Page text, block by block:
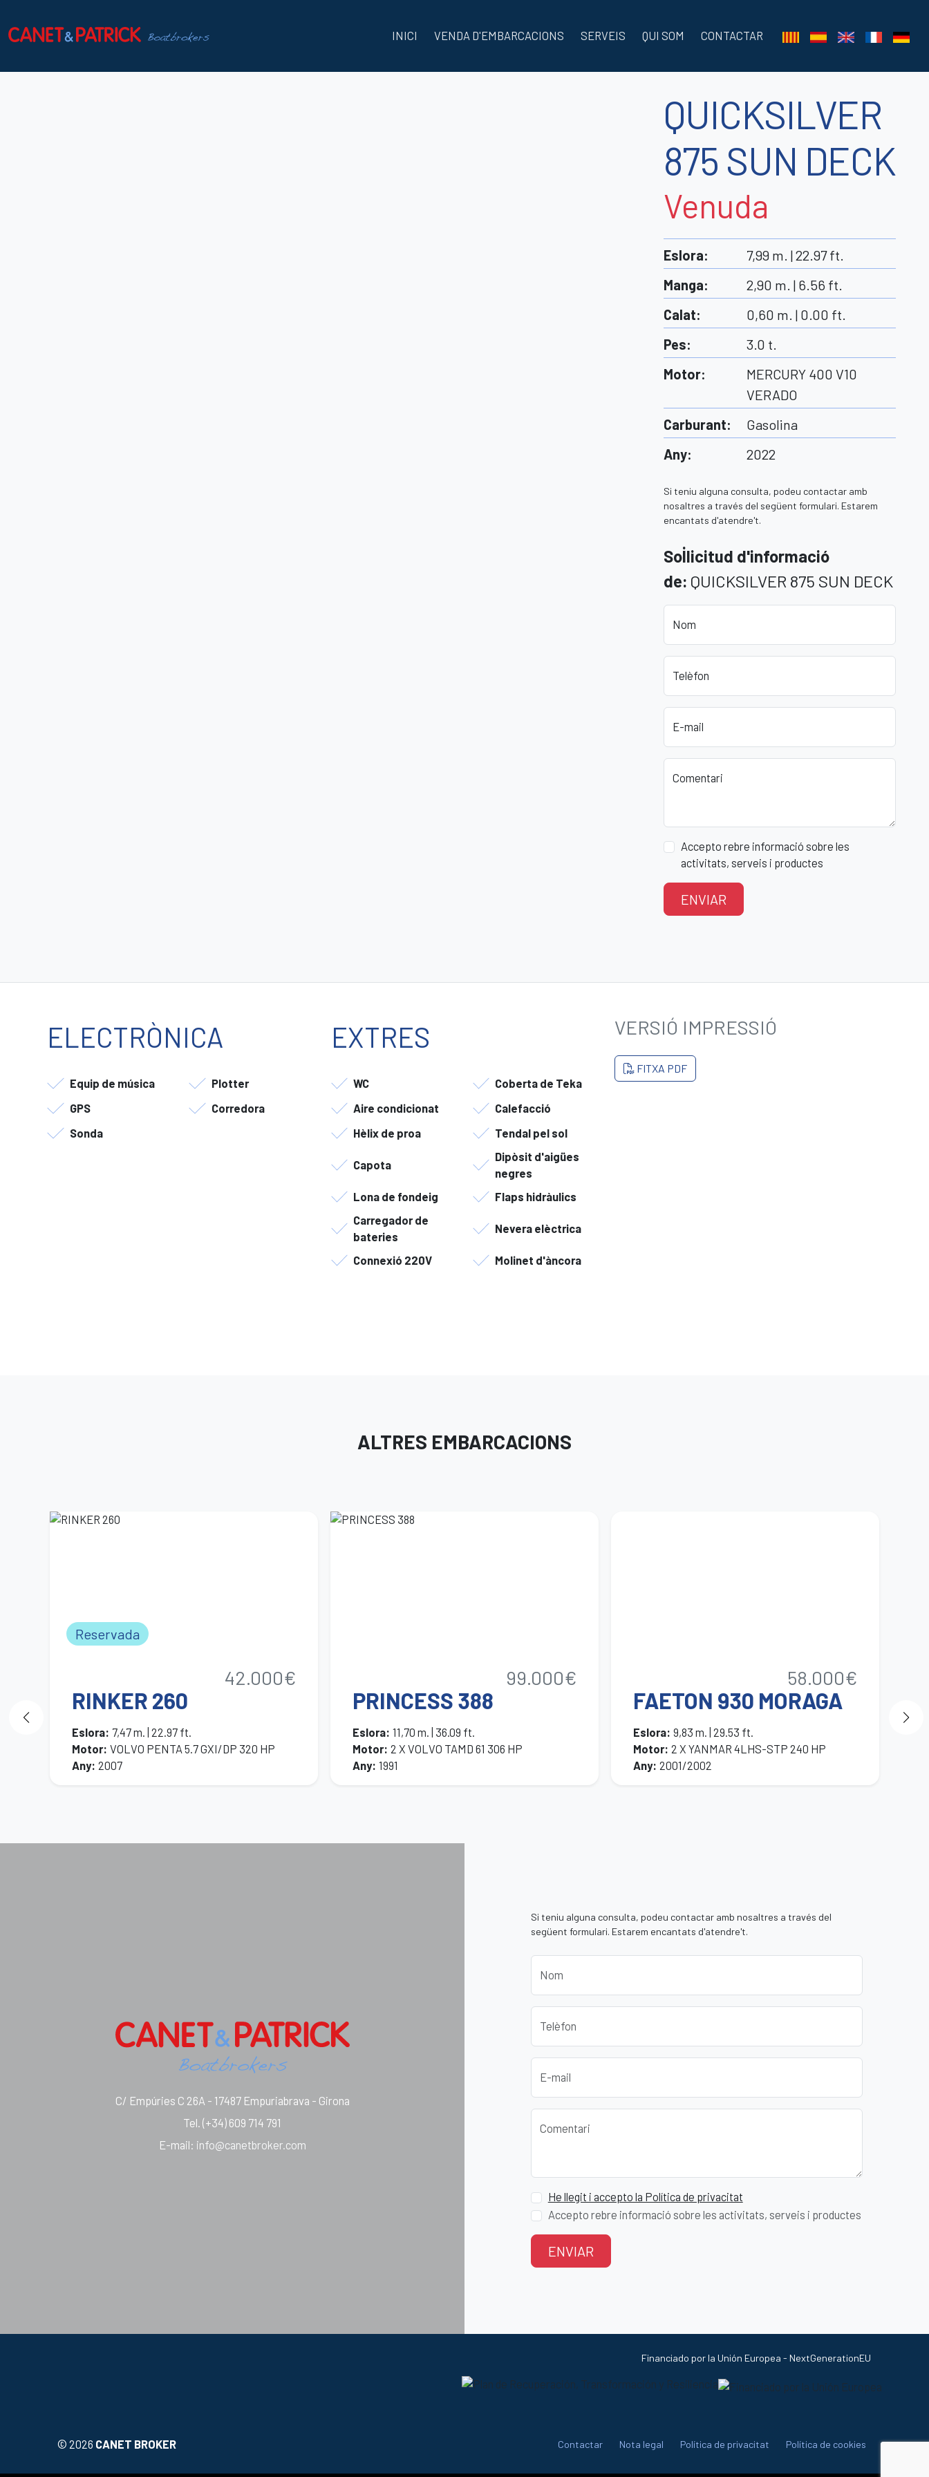
INICI VENDA D'EMBARCACIONS SERVEIS QUI SOM CONTACTAR
QUICKSILVER
875 SUN DECK
Venuda
Eslora:
7,99 m. | 22.97 ft.
Manga:
2,90 m. | 6.56 ft.
Calat:
0,60 m. | 0.00 ft.
Pes: 3.0 t.
Motor:
MERCURY 400 V10
VERADO
Carburant:
Gasolina
Any: 2022
Si teniu alguna consulta, podeu contactar amb
nosaltres a través del següent formulari. Estarem
encantats d'atendre't.
Sol·licitud d'informació
de: QUICKSILVER 875 SUN DECK
Nom
Telèfon
E-mail
Comentari
Accepto rebre informació sobre les
activitats, serveis i productes
ENVIAR
ELECTRÒNICA
Equip de música
Plotter
GPS
Corredora
Sonda
EXTRES
WC
Coberta de Teka
Aire condicionat
Calefacció
Hèlix de proa
Tendal pel sol
Capota
Dipòsit d'aigües
negres
Lona de fondeig
Flaps hidràulics
Carregador de
bateries
Nevera elèctrica
Connexió 220V Molinet d'àncora
VERSIÓ IMPRESSIÓ
FITXA PDF
ALTRES EMBARCACIONS
Reservada
42.000€
RINKER 260
Eslora: 7,47 m. | 22.97 ft.
Motor: VOLVO PENTA 5.7 GXI/DP 320 HP
Any: 2007
99.000€
PRINCESS 388
Eslora: 11,70 m. | 36.09 ft.
Motor: 2 X VOLVO TAMD 61 306 HP
Any: 1991
58.000€
FAETON 930 MORAGA
Eslora: 9,83 m. | 29.53 ft.
Motor: 2 X YANMAR 4LHS-STP 240 HP
Any: 2001/2002
C/ Empúries C 26A - 17487 Empuriabrava - Girona
Tel. (+34) 609 714 791
E-mail: info@canetbroker.com
Si teniu alguna consulta, podeu contactar amb nosaltres a través del
següent formulari. Estarem encantats d'atendre't.
Nom
Telèfon
E-mail
Comentari
He llegit i accepto la Política de privacitat
Accepto rebre informació sobre les activitats, serveis i productes
ENVIAR
Financiado por la Unión Europea - NextGenerationEU
© 2026 CANET BROKER Contactar Nota legal Política de privacitat Política de cookies